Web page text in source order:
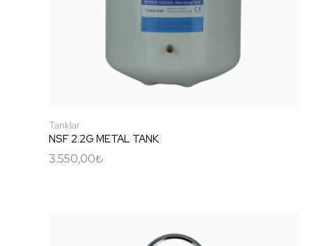
Tanklar
NSF 2.2G METAL TANK
3.550,00₺